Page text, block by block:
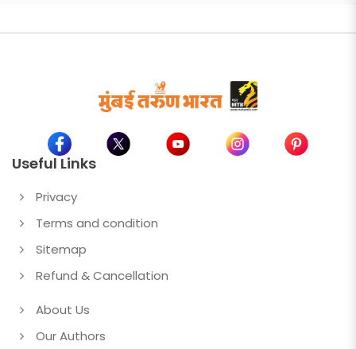
Useful Links
Privacy
Terms and condition
Sitemap
Refund & Cancellation
About Us
Our Authors